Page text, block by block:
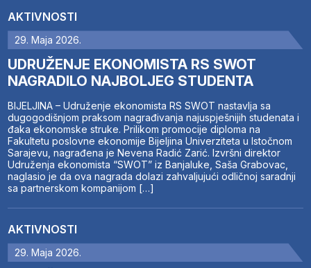
AKTIVNOSTI
29. Maja 2026.
UDRUŽENJE EKONOMISTA RS SWOT
NAGRADILO NAJBOLJEG STUDENTA
BIJELJINA – Udruženje ekonomista RS SWOT nastavlja sa
dugogodišnjom praksom nagrađivanja najuspješnijih studenata i
đaka ekonomske struke. Prilikom promocije diploma na
Fakultetu poslovne ekonomije Bijeljina Univerziteta u Istočnom
Sarajevu, nagrađena je Nevena Radić Zarić. Izvršni direktor
Udruženja ekonomista “SWOT” iz Banjaluke, Saša Grabovac,
naglasio je da ova nagrada dolazi zahvaljujući odličnoj saradnji
sa partnerskom kompanijom […]
AKTIVNOSTI
29. Maja 2026.